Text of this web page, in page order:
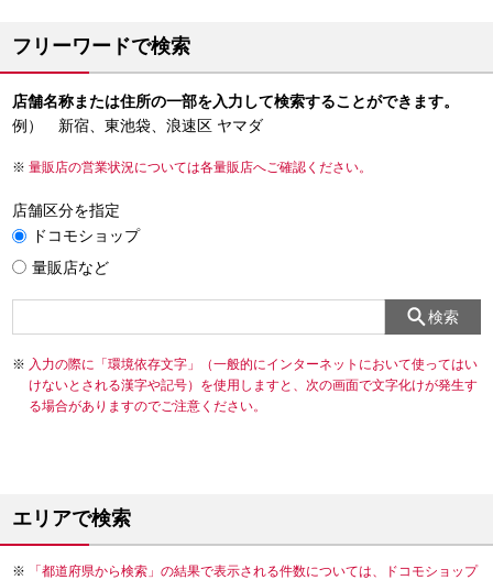
フリーワードで検索
店舗名称または住所の一部を入力して検索することができます。
例） 新宿、東池袋、浪速区 ヤマダ
量販店の営業状況については各量販店へご確認ください。
店舗区分を指定
ドコモショップ
量販店など
検索
入力の際に「環境依存文字」（一般的にインターネットにおいて使ってはい
けないとされる漢字や記号）を使用しますと、次の画面で文字化けが発生す
る場合がありますのでご注意ください。
エリアで検索
「都道府県から検索」の結果で表示される件数については、ドコモショップ